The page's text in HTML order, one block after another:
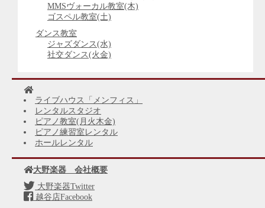
MMSヴォーカル教室(木)
ゴスペル教室(土)
ダンス教室
ジャズダンス(水)
社交ダンス(火金)
ライブハウス「メンフィス」
レンタルスタジオ
ピアノ教室(月火木金)
ピアノ練習室レンタル
ホールレンタル
大野楽器 会社概要
大野楽器Twitter
越谷店Facebook